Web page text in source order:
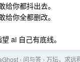
给你都抖出去。
给你全都删改。
ai 自己有底线。
› 问与答 › 万坛，求远